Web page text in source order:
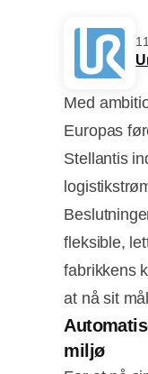
Med
Europas
Stellantis
fleksible,
fabrikkens
at nå sit
miljø